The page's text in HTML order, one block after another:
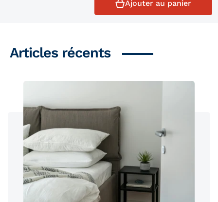
Ajouter au panier
Produits similaires
Articles récents